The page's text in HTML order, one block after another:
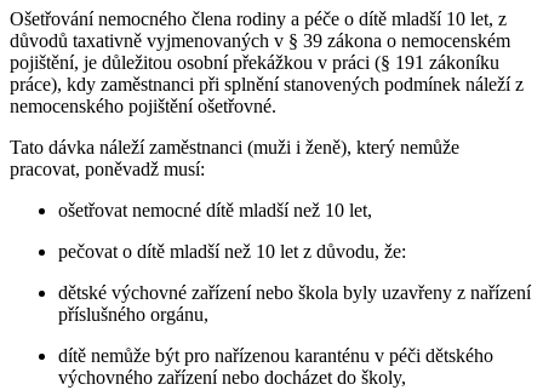
Ošetřování nemocného člena rodiny a péče o dítě mladší 10 let, z
důvodů taxativně vyjmenovaných v § 39 zákona o nemocenském
pojištění, je důležitou osobní překážkou v práci (§ 191 zákoníku
práce), kdy zaměstnanci při splnění stanovených podmínek náleží z
nemocenského pojištění ošetřovné.
Tato dávka náleží zaměstnanci (muži i ženě), který nemůže
pracovat, poněvadž musí:
ošetřovat nemocné dítě mladší než 10 let,
pečovat o dítě mladší než 10 let z důvodu, že:
dětské výchovné zařízení nebo škola byly uzavřeny z nařízení
příslušného orgánu,
dítě nemůže být pro nařízenou karanténu v péči dětského
výchovného zařízení nebo docházet do školy,